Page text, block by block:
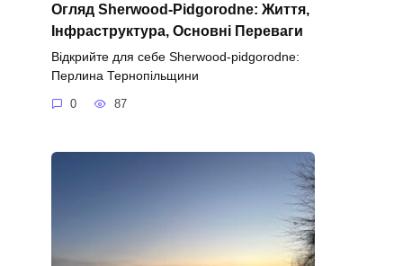
Огляд Sherwood-Pidgorodne: Життя,
Інфраструктура, Основні Переваги
Відкрийте для себе Sherwood-pidgorodne:
Перлина Тернопільщини
0 87